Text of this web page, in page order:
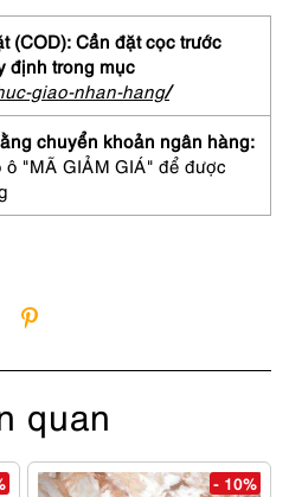
(COD): Cần đặt cọc trước
định trong mục
giao-nhan-hang/
chuyển khoản ngân hàng:
ô "MÃ GIẢM GIÁ" để được
quan
- 10%